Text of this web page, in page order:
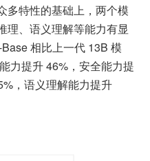
多特性的基础上，两个模
理、语义理解等能力有显
相比上一代 13B 模
力提升 46%，安全能力提
，语义理解能力提升